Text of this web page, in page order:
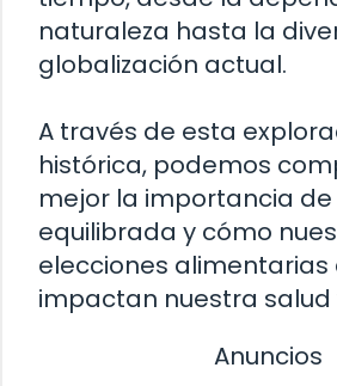
naturaleza hasta la
globalización actual.
A través de esta
histórica, podemos
mejor la importancia
equilibrada y cómo
elecciones alimentarias
impactan nuestra salud
Anuncios